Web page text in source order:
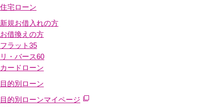
住宅ローン
新規お借入れの方
お借換えの方
フラット35
リ・バース60
カードローン
目的別ローン
目的別ローンマイページ